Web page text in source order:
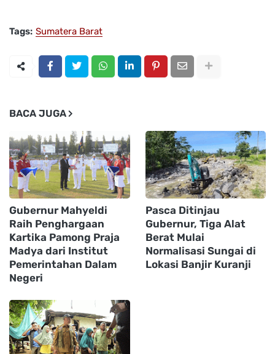
Tags: Sumatera Barat
BACA JUGA
Gubernur Mahyeldi
Raih Penghargaan
Kartika Pamong Praja
Madya dari Institut
Pemerintahan Dalam
Negeri
Pasca Ditinjau
Gubernur, Tiga Alat
Berat Mulai
Normalisasi Sungai di
Lokasi Banjir Kuranji